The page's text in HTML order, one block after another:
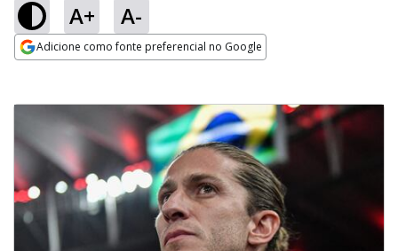
A+ A-
Adicione como fonte preferencial no Google